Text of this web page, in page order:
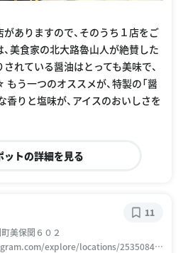
ありますので、そのうち１店をご
美食家の北大路魯山人が絶賛した
れている醤油はとっても美味で、
う一つのオススメが、特製の「醤
香りと塩味が、アイスのおいしさを
ットの詳細を見る
美保関６０２
explore/locations/25350842
11